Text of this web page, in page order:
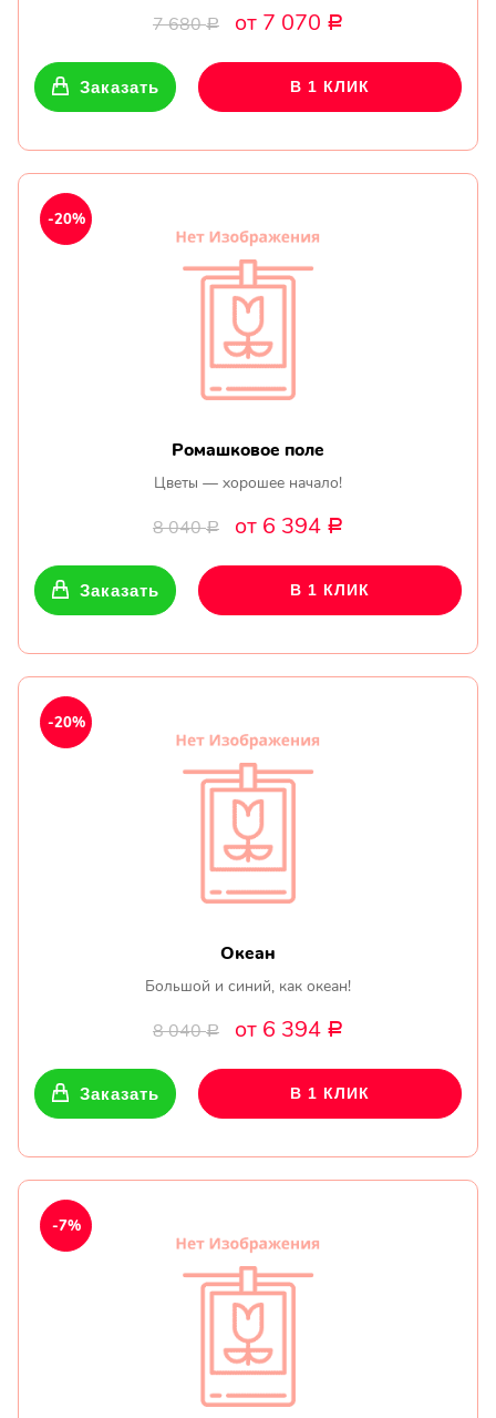
7 680Р от 7 070 Р
Заказать В 1 КЛИК
Ромашковое поле
Цветы — хорошее начало!
8 040Р от 6 394 Р
-20%
Заказать В 1 КЛИК
Океан
Большой и синий, как океан!
8 040Р от 6 394 Р
-20%
Заказать В 1 КЛИК
-7%